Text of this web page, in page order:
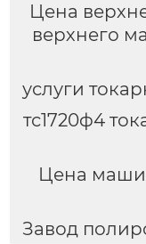
Цена
верхнего
услуги
тс1720ф4
Цена
Завод